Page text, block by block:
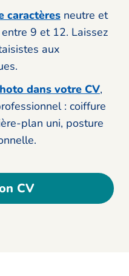
caractères neutre et
9 et 12. Laissez
aux
dans votre CV,
: coiffure
plan uni, posture
CV